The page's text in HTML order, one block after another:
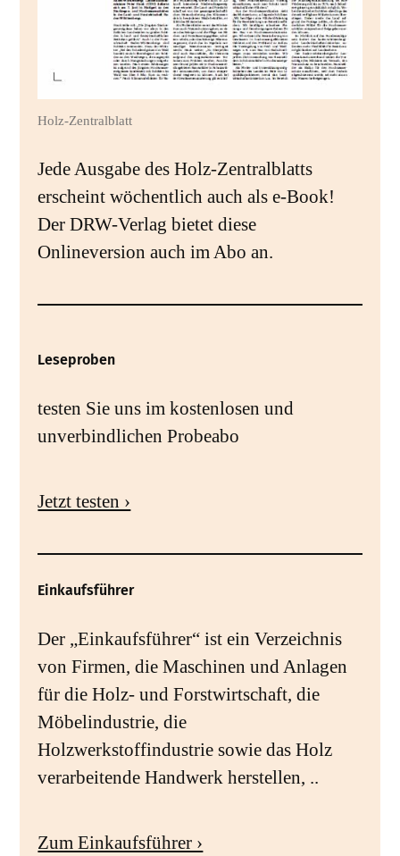
Holz-Zentralblatt
Jede Ausgabe des Holz-Zentralblatts
erscheint wöchentlich auch als e-Book!
Der DRW-Verlag bietet diese
Onlineversion auch im Abo an.
Leseproben
testen Sie uns im kostenlosen und
unverbindlichen Probeabo
Jetzt testen ›
Einkaufsführer
Der „Einkaufsführer“ ist ein Verzeichnis
von Firmen, die Maschinen und Anlagen
für die Holz- und Forstwirtschaft, die
Möbelindustrie, die
Holzwerkstoffindustrie sowie das Holz
verarbeitende Handwerk herstellen, ..
Zum Einkaufsführer ›